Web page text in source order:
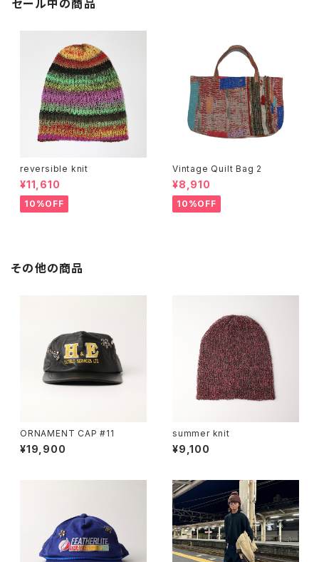
セール中の商品
reversible knit
¥11,610
10%OFF
Vintage Quilt Bag 2
¥8,910
10%OFF
その他の商品
ORNAMENT CAP #11
¥19,900
summer knit
¥9,100